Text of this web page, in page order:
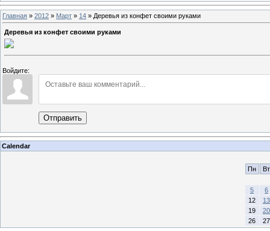
Главная » 2012 » Март » 14 » Деревья из конфет своими руками
Деревья из конфет своими руками
Войдите:
Отправить
Calendar
Пн Вт
5
6
12
13
19
20
26
27